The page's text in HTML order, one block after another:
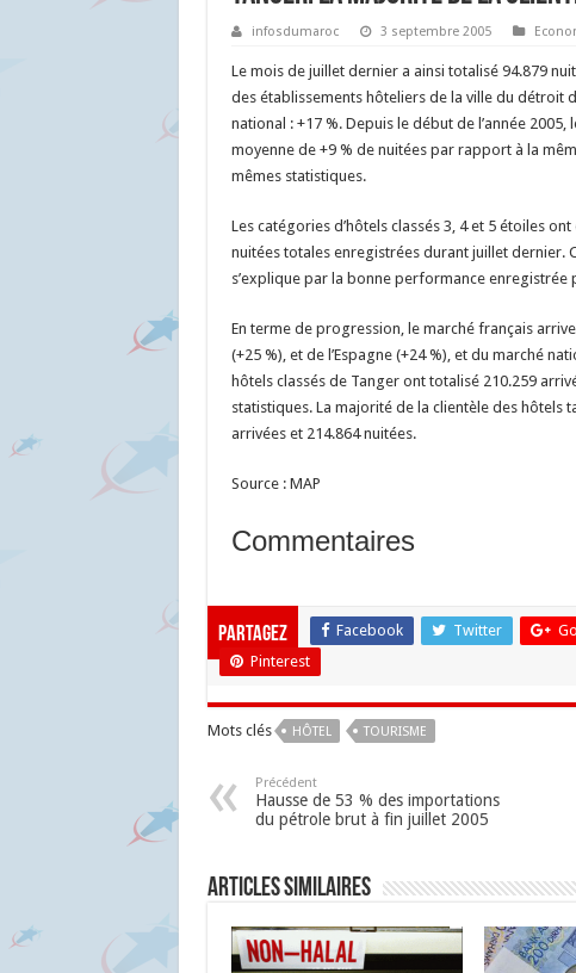
infosdumaroc 3 septembre 2005
Le mois de juillet dernier a ainsi totalisé 94.879
des établissements hôteliers de la ville du détroit
national : +17 %. Depuis le début de l’année
moyenne de +9 % de nuitées par rapport à la
mêmes statistiques.
Les catégories d’hôtels classés 3, 4 et 5 étoiles
nuitées totales enregistrées durant juillet dernier.
s’explique par la bonne performance
En terme de progression, le marché français
(+25 %), et de l’Espagne (+24 %), et du marché
hôtels classés de Tanger ont totalisé 210.259
statistiques. La majorité de la clientèle des hôtels
arrivées et 214.864 nuitées.
Source : MAP
Commentaires
Partagez Facebook Twitter
Pinterest
Mots clés HÔTEL TOURISME
Précédent
Hausse de 53 % des importations
du pétrole brut à fin juillet 2005
Articles similaires